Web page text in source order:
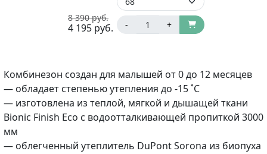
8 390руб.
4 195 руб. - +
Комбинезон создан для малышей от 0 до 12 месяцев
— обладает степенью утепления до -15 ˚С
— изготовлена из теплой, мягкой и дышащей ткани
Bionic Finish Eco с водоотталкивающей пропиткой 3000
мм
— облегченный утеплитель DuPont Sorona из биопуха